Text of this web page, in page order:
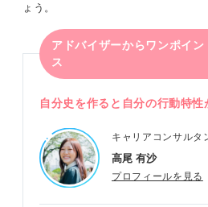
ょう。
アドバイザーからワンポイン
ス
自分史を作ると自分の行動特性
キャリアコンサルタ
高尾 有沙
プロフィールを見る